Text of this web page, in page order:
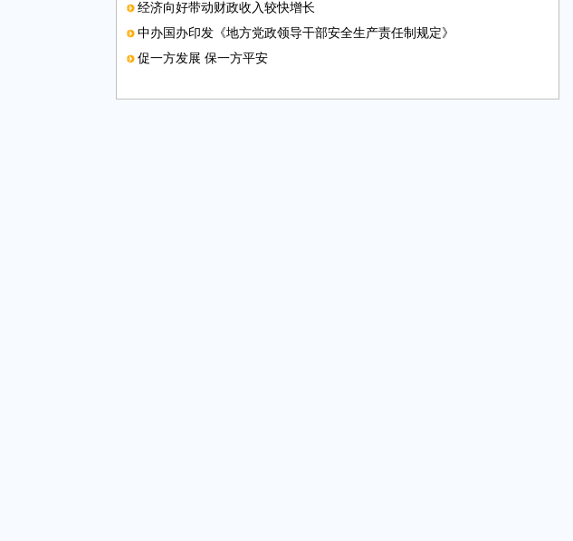
经济向好带动财政收入较快增长
中办国办印发《地方党政领导干部安全生产责任制规定》
促一方发展 保一方平安